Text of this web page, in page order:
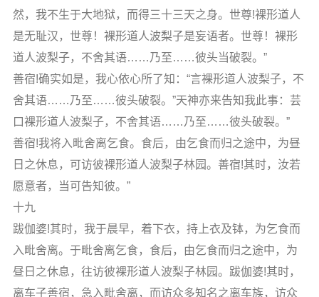
然，我不生于大地狱，而得三十三天之身。世尊!裸形道人
是无耻汉，世尊！裸形道人波梨子是妄语者。世尊！裸形
道人波梨子，不舍其语……乃至……彼头当破裂。”
善宿!确实如是，我心依心所了知：“言裸形道人波梨子，不
舍其语……乃至……彼头破裂。”天神亦来告知我此事：芸
口裸形道人波梨子，不舍其语……乃至……彼头破裂。”
善宿!我将入毗舍离乞食。食后，由乞食而归之途中，为昼
日之休息，可访彼裸形道人波梨子林园。善宿!其时，汝若
愿意者，当可告知彼。”
十九
跋伽婆!其时，我于晨早，着下衣，持上衣及钵，为乞食而
入毗舍离。于毗舍离乞食，食后，由乞食而归之途中，为
昼日之休息，往访彼裸形道人波梨子林园。跋伽婆!其时，
离车子善宿，急入毗舍离，而访众多知名之离车族，访众